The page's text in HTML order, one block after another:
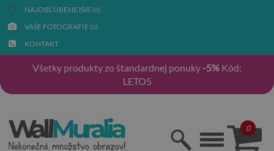
NAJOBĽÚBENEJŠIE (0)
VAŠE FOTOGRAFIE (0)
KONTAKT
Všetky produkty zo štandardnej ponuky -5% Kód:
LETO5
0